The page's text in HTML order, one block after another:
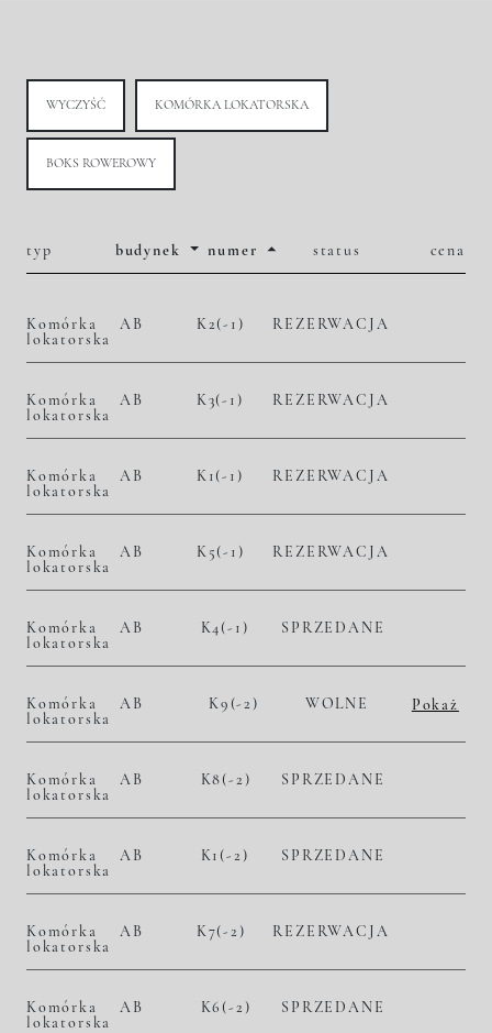
WYCZYŚĆ KOMÓRKA LOKATORSKA
BOKS ROWEROWY
typ budynek numer status cena
Komórka
lokatorska
AB K2(-1) REZERWACJA
Komórka
lokatorska
AB K3(-1) REZERWACJA
Komórka
lokatorska
AB K1(-1) REZERWACJA
Komórka
lokatorska
AB K5(-1) REZERWACJA
Komórka
lokatorska
AB K4(-1) SPRZEDANE
Komórka
lokatorska
AB K9(-2) WOLNE
Pokaż
Komórka
lokatorska
AB K8(-2) SPRZEDANE
Komórka
lokatorska
AB K1(-2) SPRZEDANE
Komórka
lokatorska
AB K7(-2) REZERWACJA
Komórka
lokatorska
AB K6(-2) SPRZEDANE